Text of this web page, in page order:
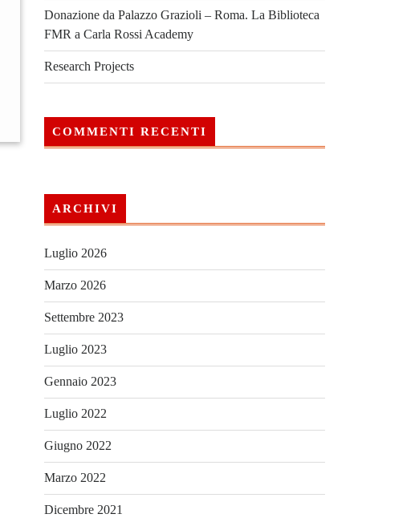
Donazione da Palazzo Grazioli – Roma. La Biblioteca
FMR a Carla Rossi Academy
Research Projects
COMMENTI RECENTI
ARCHIVI
Luglio 2026
Marzo 2026
Settembre 2023
Luglio 2023
Gennaio 2023
Luglio 2022
Giugno 2022
Marzo 2022
Dicembre 2021